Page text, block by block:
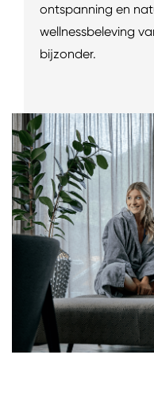
ontspanning en
wellnessbeleving
bijzonder.